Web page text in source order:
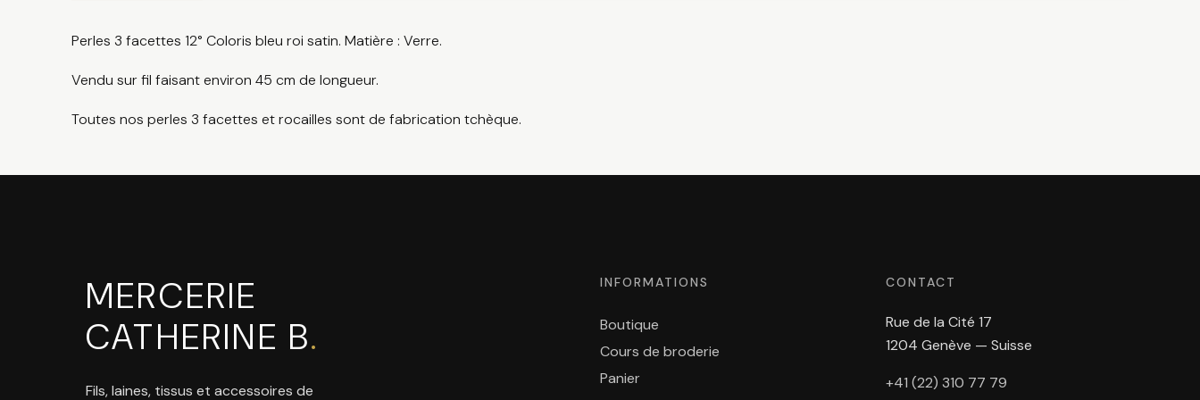
Perles 3 facettes 12° Coloris bleu roi satin. Matière : Verre.
Vendu sur fil faisant environ 45 cm de longueur.
Toutes nos perles 3 facettes et rocailles sont de fabrication tchèque.
MERCERIE
CATHERINE B.
Fils, laines, tissus et accessoires de
INFORMATIONS
Boutique
Cours de broderie
Panier
CONTACT
Rue de la Cité 17
1204 Genève — Suisse
+41 (22) 310 77 79